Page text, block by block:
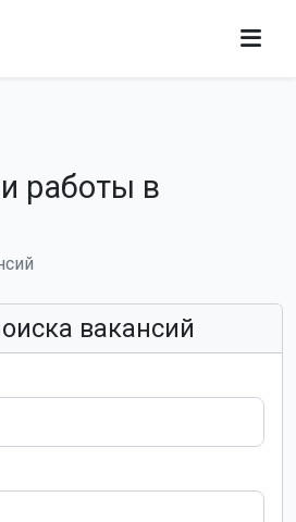
работы в
вакансий